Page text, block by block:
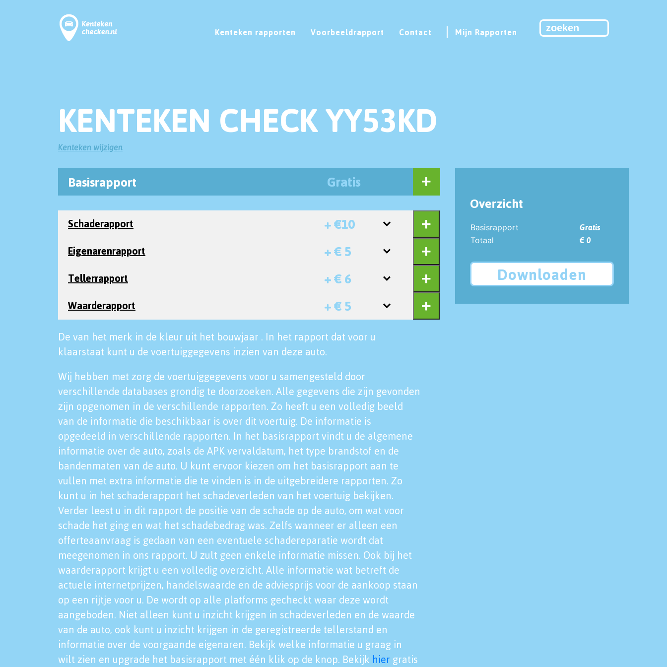
Kenteken rapporten Voorbeeldrapport Contact Mijn Rapporten
KENTEKEN CHECK YY53KD
Kenteken wijzigen
Basisrapport Gratis
Schaderapport + €10
Eigenarenrapport + € 5
Tellerrapport + € 6
Waarderapport + € 5
De van het merk in de kleur uit het bouwjaar . In het rapport dat voor u
klaarstaat kunt u de voertuiggegevens inzien van deze auto.
Wij hebben met zorg de voertuiggegevens voor u samengesteld door
verschillende databases grondig te doorzoeken. Alle gegevens die zijn gevonden
zijn opgenomen in de verschillende rapporten. Zo heeft u een volledig beeld
van de informatie die beschikbaar is over dit voertuig. De informatie is
opgedeeld in verschillende rapporten. In het basisrapport vindt u de algemene
informatie over de auto, zoals de APK vervaldatum, het type brandstof en de
bandenmaten van de auto. U kunt ervoor kiezen om het basisrapport aan te
vullen met extra informatie die te vinden is in de uitgebreidere rapporten. Zo
kunt u in het schaderapport het schadeverleden van het voertuig bekijken.
Verder leest u in dit rapport de positie van de schade op de auto, om wat voor
schade het ging en wat het schadebedrag was. Zelfs wanneer er alleen een
offerteaanvraag is gedaan van een eventuele schadereparatie wordt dat
meegenomen in ons rapport. U zult geen enkele informatie missen. Ook bij het
waarderapport krijgt u een volledig overzicht. Alle informatie wat betreft de
actuele internetprijzen, handelswaarde en de adviesprijs voor de aankoop staan
op een rijtje voor u. De wordt op alle platforms gecheckt waar deze wordt
aangeboden. Niet alleen kunt u inzicht krijgen in schadeverleden en de waarde
van de auto, ook kunt u inzicht krijgen in de geregistreerde tellerstand en
informatie over de voorgaande eigenaren. Bekijk welke informatie u graag in
wilt zien en upgrade het basisrapport met één klik op de knop. Bekijk hier gratis
Overzicht
Basisrapport
Gratis
Totaal
€ 0
Downloaden